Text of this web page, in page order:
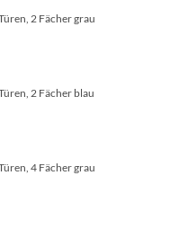
2 Fächer grau
2 Fächer blau
4 Fächer grau